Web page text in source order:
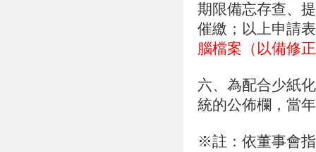
期限備忘存查、
催繳；以上申請
腦檔案（以備修
六、為配合少紙
統的公佈欄，當
※註：依董事會